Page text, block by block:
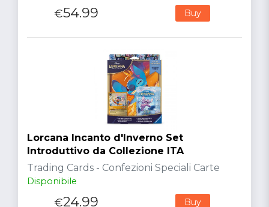
€54.99 Buy
Lorcana Incanto d'Inverno Set
Introduttivo da Collezione ITA
Trading Cards - Confezioni Speciali Carte
Disponibile
€24.99 Buy